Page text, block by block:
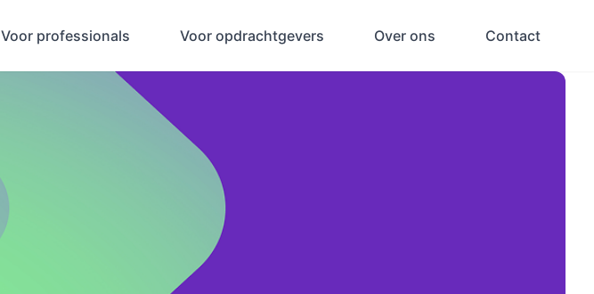
Voor professionals Voor opdrachtgevers Over ons Contact